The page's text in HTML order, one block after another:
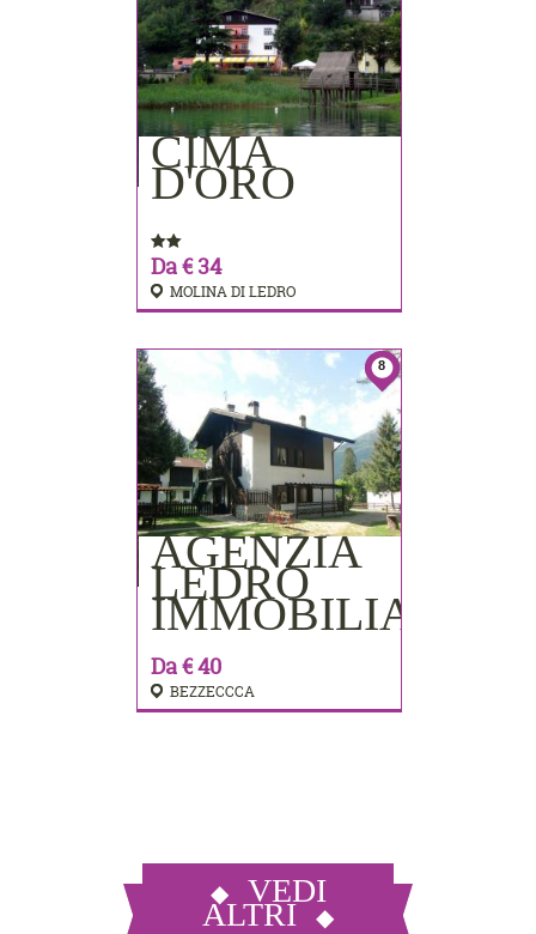
CIMA
D'ORO
Da € 34
MOLINA DI LEDRO
PRENOTA
8
AGENZIA
LEDRO
IMMOBILIARE
Da € 40
BEZZECCCA
PRENOTA
VEDI
ALTRI